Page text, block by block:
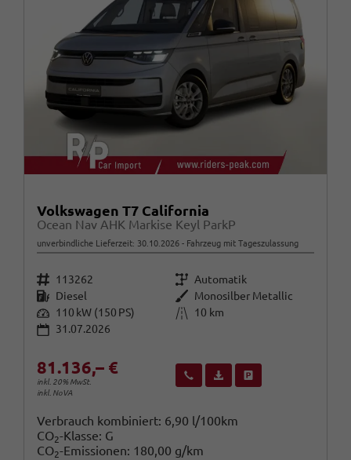
Volkswagen T7 California
Ocean Nav AHK Markise Keyl ParkP
unverbindliche Lieferzeit: 30.10.2026 Fahrzeug mit Tageszulassung
Fahrzeugnr. 113262 Getriebe Automatik
Kraftstoff Diesel Außenfarbe
Monosilber Metallic
Leistung 110 kW (150 PS) Kilometerstand
10 km
31.07.2026
81.136,– €
inkl. 20% MwSt.
inkl. NoVA
Wir rufen Sie anFahrzeugexposé (PDF)
Verbrauch kombiniert: 6,90 l/100km
CO2-Klasse: G
CO2-Emissionen: 180,00 g/km